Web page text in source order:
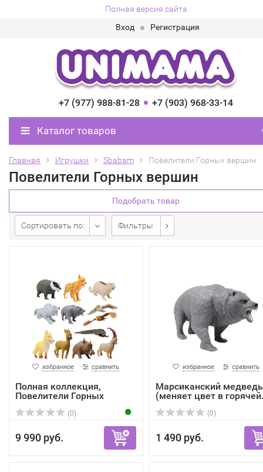
Полная версия сайта
Вход
Регистрация
+7 (977) 988-81-28 +7 (903) 968-33-14
Каталог товаров
Главная Игрушки Sbabam Повелители Горных вершин
Повелители Горных вершин
Подобрать товар
Сортировать по: Фильтры
избранное сравнить
Полная коллекция,
Повелители Горных
(0)
9 990 руб.
избранное сравнить
Марсиканский медведь
(меняет цвет в
(0)
1 490 руб.